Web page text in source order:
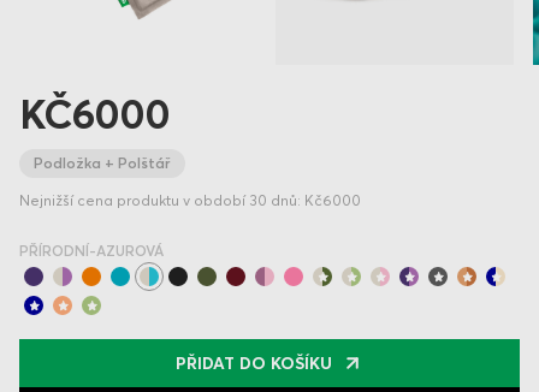
KČ6000
Podložka + Polštář
Nejnižší cena produktu v období 30 dnů: Kč6000
PŘÍRODNÍ-AZUROVÁ
PŘIDAT DO KOŠÍKU